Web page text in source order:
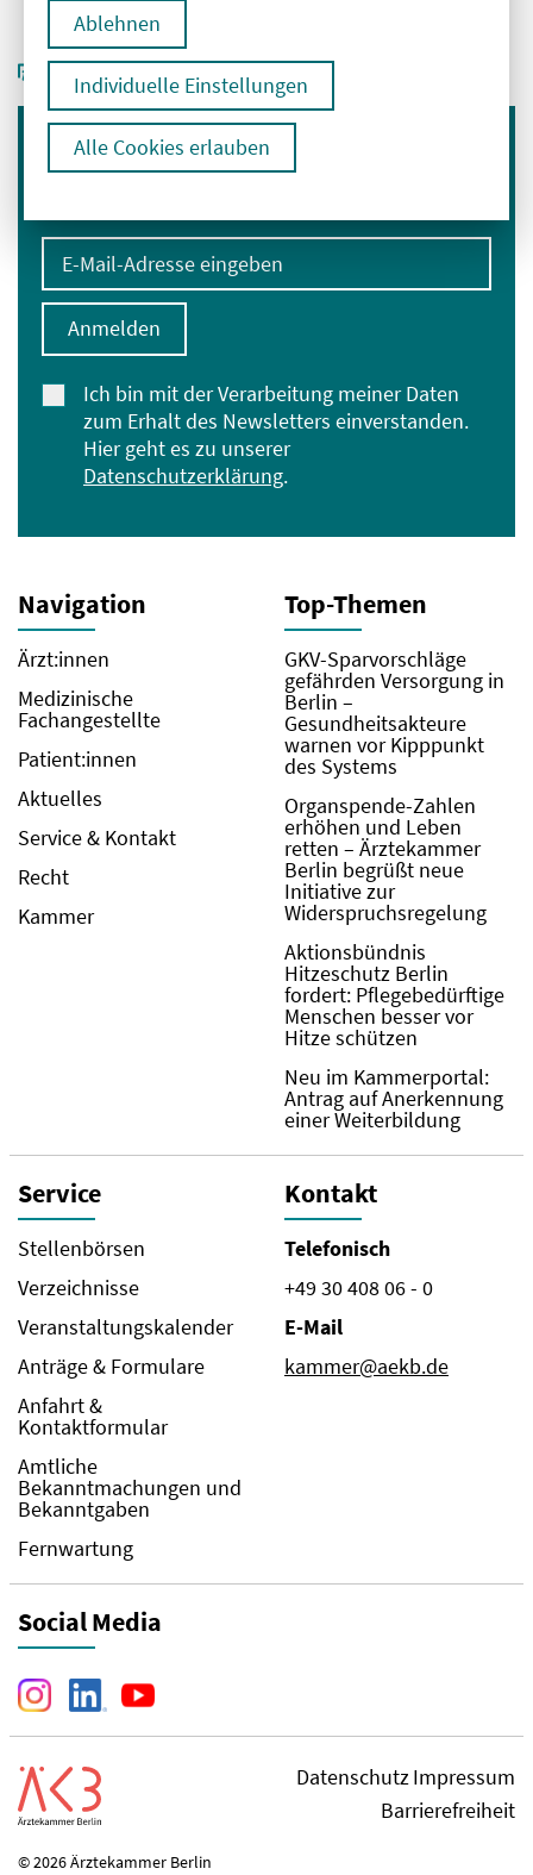
Ablehnen
Individuelle Einstellungen
Alle Cookies erlauben
Immer informiert bleiben
E-Mail-Adresse eingeben
Ich bin mit der Verarbeitung meiner Daten
zum Erhalt des Newsletters einverstanden.
Hier geht es zu unserer
Datenschutzerklärung.
Anmelden
Navigation
Ärzt:innen
Medizinische
Fachangestellte
Patient:innen
Aktuelles
Service & Kontakt
Recht
Kammer
Top-Themen
GKV-Sparvorschläge
gefährden Versorgung in
Berlin –
Gesundheitsakteure
warnen vor Kipppunkt
des Systems
Organspende-Zahlen
erhöhen und Leben
retten – Ärztekammer
Berlin begrüßt neue
Initiative zur
Widerspruchsregelung
Aktionsbündnis
Hitzeschutz Berlin
fordert: Pflegebedürftige
Menschen besser vor
Hitze schützen
Neu im Kammerportal:
Antrag auf Anerkennung
einer Weiterbildung
Service
Stellenbörsen
Verzeichnisse
Veranstaltungskalender
Anträge & Formulare
Anfahrt &
Kontaktformular
Amtliche
Bekanntmachungen und
Bekanntgaben
Fernwartung
Kontakt
Telefonisch
+49 30 408 06 - 0
E-Mail
kammer@aekb.de
Social Media
DatenschutzImpressum
Barrierefreiheit
© 2026 Ärztekammer Berlin